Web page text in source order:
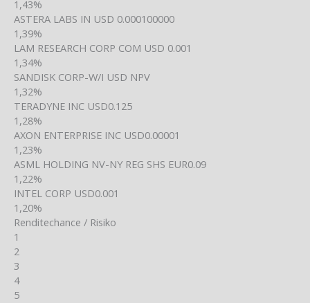
1,43%
ASTERA LABS IN USD 0.000100000
1,39%
LAM RESEARCH CORP COM USD 0.001
1,34%
SANDISK CORP-W/I USD NPV
1,32%
TERADYNE INC USD0.125
1,28%
AXON ENTERPRISE INC USD0.00001
1,23%
ASML HOLDING NV-NY REG SHS EUR0.09
1,22%
INTEL CORP USD0.001
1,20%
Renditechance / Risiko
1
2
3
4
5